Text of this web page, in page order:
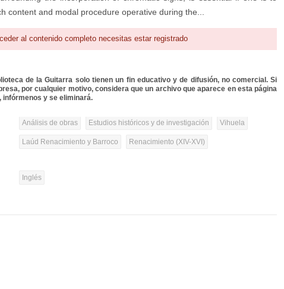
content and modal procedure operative during the...
al contenido completo necesitas estar registrado
de la Guitarra solo tienen un fin educativo y de difusión, no comercial. Si
por cualquier motivo, considera que un archivo que aparece en esta página
infórmenos y se eliminará.
Análisis de obras Estudios históricos y de investigación Vihuela
Laúd Renacimiento y Barroco Renacimiento (XIV-XVI)
Inglés